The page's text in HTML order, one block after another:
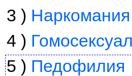
3 ) Наркомания
4 )
5 ) Педофилия